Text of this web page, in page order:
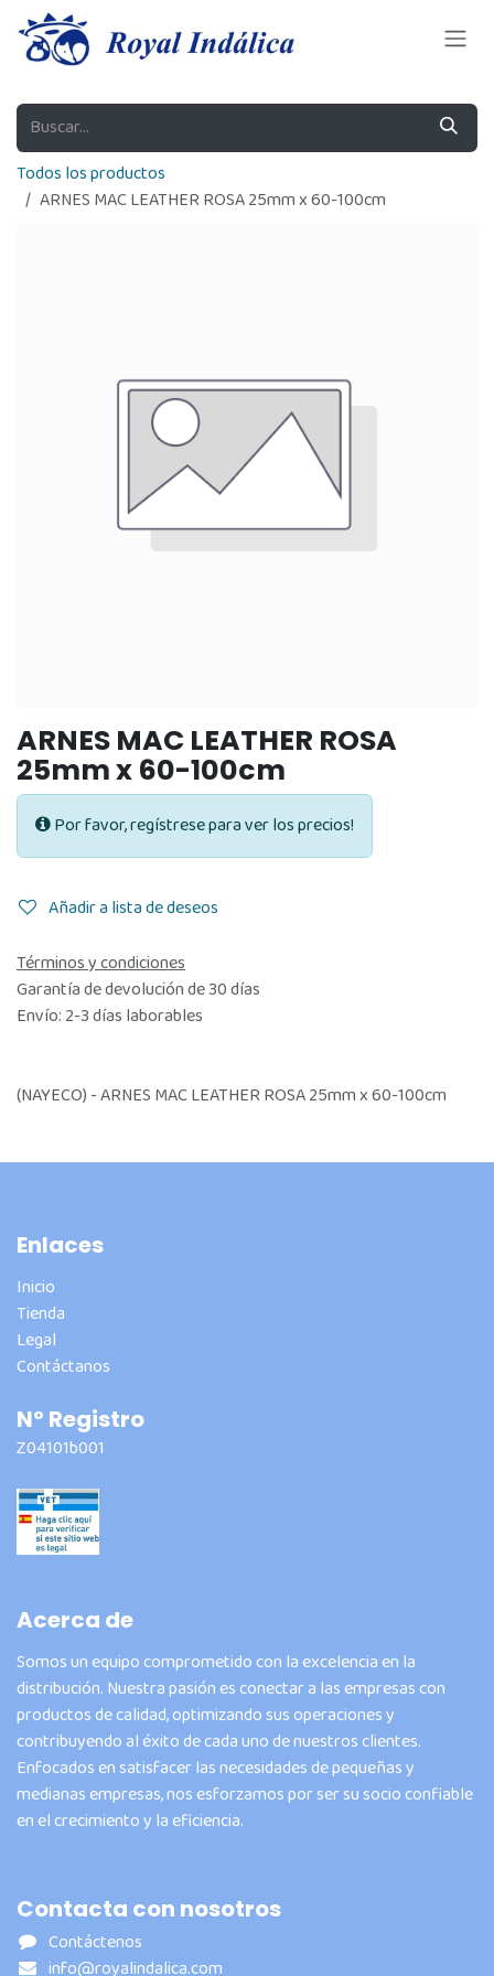
Ir al contenido
Todos los productos
ARNES MAC LEATHER ROSA 25mm x 60-100cm
ARNES MAC LEATHER ROSA
25mm x 60-100cm
Por favor, regístrese para ver los precios!
Añadir a lista de deseos
Términos y condiciones
Garantía de devolución de 30 días
Envío: 2-3 días laborables
(NAYECO) - ARNES MAC LEATHER ROSA 25mm x 60-100cm
Enlaces
Inicio
Tienda
Legal
Contáctanos
Nº Registro
Z04101b001
Acerca de
Somos un equipo comprometido con la excelencia en la
distribución. Nuestra pasión es conectar a las empresas con
productos de calidad, optimizando sus operaciones y
contribuyendo al éxito de cada uno de nuestros clientes.
Enfocados en satisfacer las necesidades de pequeñas y
medianas empresas, nos esforzamos por ser su socio confiable
en el crecimiento y la eficiencia.
Contacta con nosotros
Contáctenos
info@royalindalica.com